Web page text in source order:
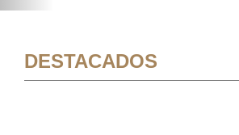
DESTACADOS